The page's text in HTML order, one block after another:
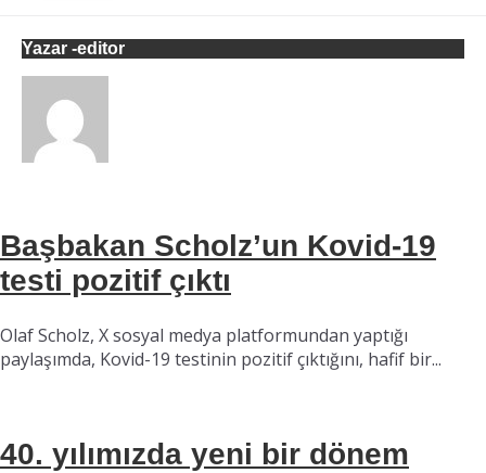
Yazar -editor
Başbakan Scholz’un Kovid-19
testi pozitif çıktı
Olaf Scholz, X sosyal medya platformundan yaptığı
paylaşımda, Kovid-19 testinin pozitif çıktığını, hafif bir...
40. yılımızda yeni bir dönem